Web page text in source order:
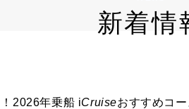
新着情
2026年乗船 iCruiseおすすめコ